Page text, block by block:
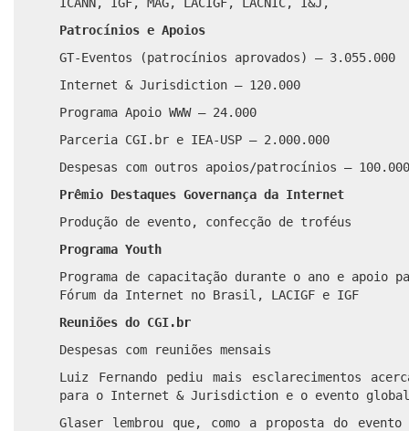
Patrocínios e Apoios
GT-Eventos (patrocínios aprovados) – 3.055.000
Internet & Jurisdiction – 120.000
Programa Apoio WWW – 24.000
Parceria CGI.br e IEA-USP – 2.000.000
Despesas com outros apoios/patrocínios – 100.000
Prêmio Destaques Governança da Internet
Produção de evento, confecção de troféus
Programa Youth
Programa de capacitação durante o ano e apoio
Fórum da Internet no Brasil, LACIGF e IGF
Reuniões do CGI.br
Despesas com reuniões mensais
Luiz Fernando pediu mais esclarecimentos
para o Internet & Jurisdiction e o evento
Glaser lembrou que, como a proposta do